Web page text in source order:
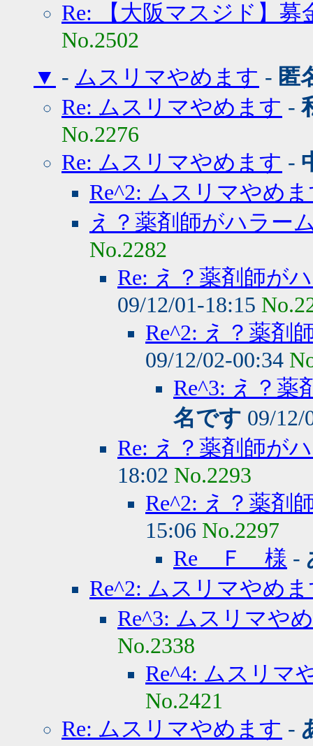
Re: 【大阪マスジド】募
No.2502
▼ - ムスリマやめます - 匿
Re: ムスリマやめます -
No.2276
Re: ムスリマやめます -
Re^2: ムスリマやめ
え？薬剤師がハラー
No.2282
Re: え？薬剤師が
09/12/01-18:15
Re^2: え？薬剤
09/12/02-00:34
Re^3: え？薬
名です 09/12/
Re: え？薬剤師が
18:02 No.2293
Re^2: え？薬剤
15:06 No.2297
Re Ｆ 様 -
Re^2: ムスリマやめ
Re^3: ムスリマや
No.2338
Re^4: ムスリマ
No.2421
Re: ムスリマやめます -